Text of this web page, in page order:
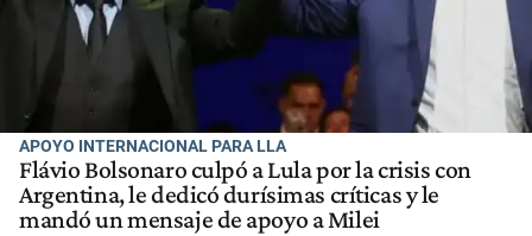
APOYO INTERNACIONAL PARA LLA
Flávio Bolsonaro culpó a Lula por la crisis con
Argentina, le dedicó durísimas críticas y le
mandó un mensaje de apoyo a Milei